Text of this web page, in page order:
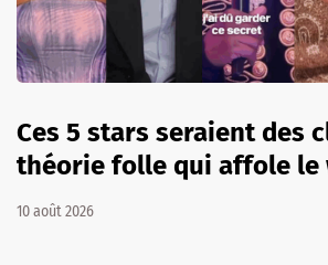
Ces 5 stars seraient des
théorie folle qui affole le
10 août 2026